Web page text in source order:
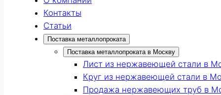
Контакты
Статьи
Поставка металлопроката
Поставка металлопроката в Москву
Лист из нержавеющей стали в
Круг из нержавеющей стали в
Продажа нержавеющих труб в